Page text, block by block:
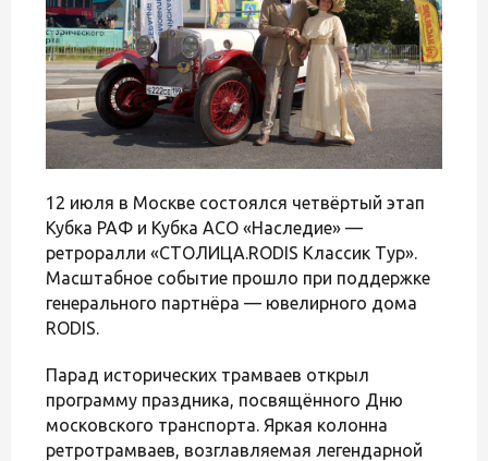
12 июля в Москве состоялся четвёртый этап
Кубка РАФ и Кубка АСО «Наследие» —
ретроралли «СТОЛИЦА.RODIS Классик Тур».
Масштабное событие прошло при поддержке
генерального партнёра — ювелирного дома
RODIS.
Парад исторических трамваев открыл
программу праздника, посвящённого Дню
московского транспорта. Яркая колонна
ретротрамваев, возглавляемая легендарной